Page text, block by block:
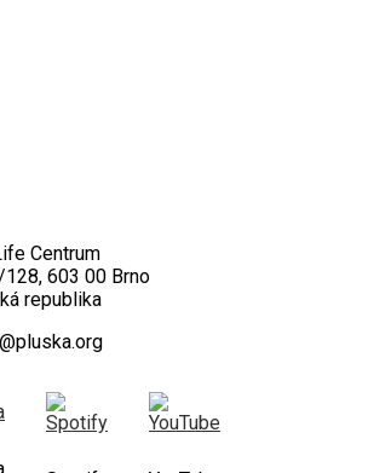
Centrum
603 00 Brno
republika